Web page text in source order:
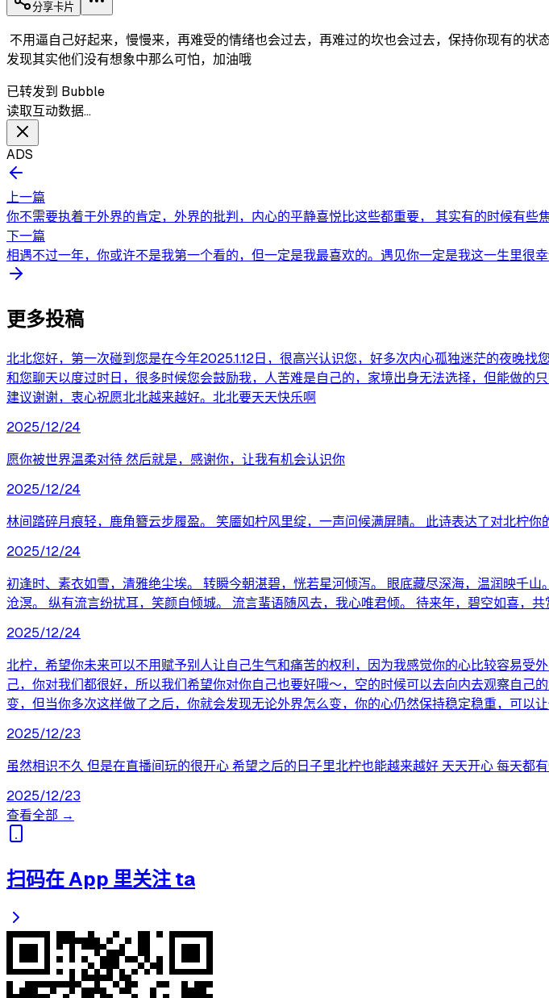
分享卡片
不用逼自己好起来，慢慢来，再难受的情绪也会过去，再难过的坎也会过去，保持你现有的
发现其实他们没有想象中那么可怕，加油哦
已转发到 Bubble
读取互动数据…
ADS
上一篇
你不需要执着于外界的肯定，外界的批判，内心的平静喜悦比这些都重要， 其实有的时候有些
下一篇
相遇不过一年，你或许不是我第一个看的，但一定是我最喜欢的。遇见你一定是我这一生里很
更多投稿
北北您好，第一次碰到您是在今年2025.1.12日，很高兴认识您，好多次内心孤独迷茫的夜晚
和您聊天以度过时日，很多时候您会鼓励我，人苦难是自己的，家境出身无法选择，但能做
建议谢谢，衷心祝愿北北越来越好。北北要天天快乐啊
2025/12/24
愿你被世界温柔对待 然后就是，感谢你，让我有机会认识你
2025/12/24
林间踏碎月痕轻，鹿角簪云步履盈。 笑靥如柠风里绽，一声问候满屏晴。 此诗表达了对北柠你
2025/12/24
初逢时、素衣如雪，清雅绝尘埃。 转瞬今朝湛碧，恍若星河倾泻。 眼底藏尽深海，温润映千
沧溟。 纵有流言纷扰耳，笑颜自倾城。 流言蜚语随风去，我心唯君倾。 待来年，碧空如喜，共
2025/12/24
北柠，希望你未来可以不用赋予别人让自己生气和痛苦的权利，因为我感觉你的心比较容易
己，你对我们都很好，所以我们希望你对你自己也要好哦～，空的时候可以去向内去观察自
变，但当你多次这样做了之后，你就会发现无论外界怎么变，你的心仍然保持稳定稳重，可以
2025/12/23
虽然相识不久 但是在直播间玩的很开心 希望之后的日子里北柠也能越来越好 天天开心 每天都
2025/12/23
查看全部 →
扫码在 App 里关注 ta